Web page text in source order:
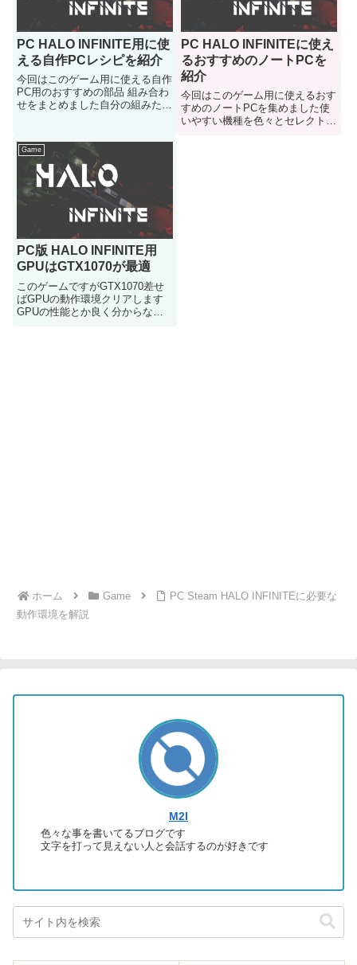
PC HALO INFINITE用に使
える自作PCレシピを紹介
今回はこのゲーム用に使える自作
PC用のおすすめの部品 組み合わ
せをまとめました自分の組みたい
PC HALO INFINITEに使え
るおすすめのノートPCを
紹介
今回はこのゲーム用に使えるおす
すめのノートPCを集めました使
いやすい機種を色々とセレクトし
Game
PC版 HALO INFINITE用
GPUはGTX1070が最適
このゲームですがGTX1070差せ
ばGPUの動作環境クリアします
GPUの性能とか良く分からない
ホーム Game
PC Steam HALO INFINITEに必要な
動作環境を解説
M2I
色々な事を書いてるブログです
文字を打って見えない人と会話するのが好きです